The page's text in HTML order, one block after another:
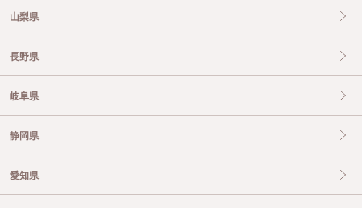
山梨県
長野県
岐阜県
静岡県
愛知県